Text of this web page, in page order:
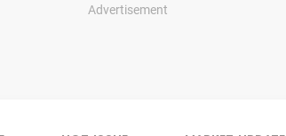
Advertisement